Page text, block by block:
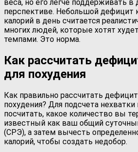
веса, но его легче поддерживать в
перспективе. Небольшой дефицит
калорий в день считается
многих людей, которые хотят
темпами. Это норма.
Как рассчитать
для похудения
Как правильно рассчитать
похудения? Для подсчета
посчитать, какое количество вы
известный как ваш общий
(СРЭ), а затем вычесть
калорий, чтобы создать недобор.